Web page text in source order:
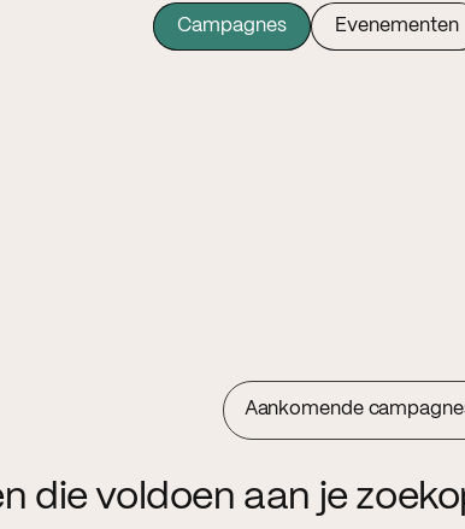
Campagnes Evenementen
Aankomende
die voldoen aan je